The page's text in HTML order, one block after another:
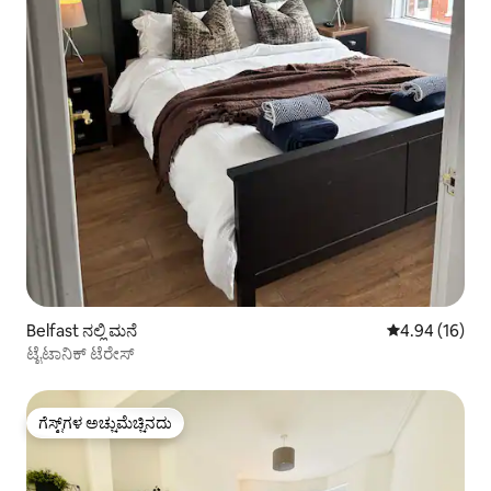
Belfast ನಲ್ಲಿ ಮನೆ 5 ರಲ್ಲಿ 4.94
4.94 (16)
ಟೈಟಾನಿಕ್ ಟೆರೇಸ್
ಗೆಸ್ಟ್‌ಗಳ ಅಚ್ಚುಮೆಚ್ಚಿನದು
ಗೆಸ್ಟ್‌ಗಳ ಅಚ್ಚುಮೆಚ್ಚಿನದು